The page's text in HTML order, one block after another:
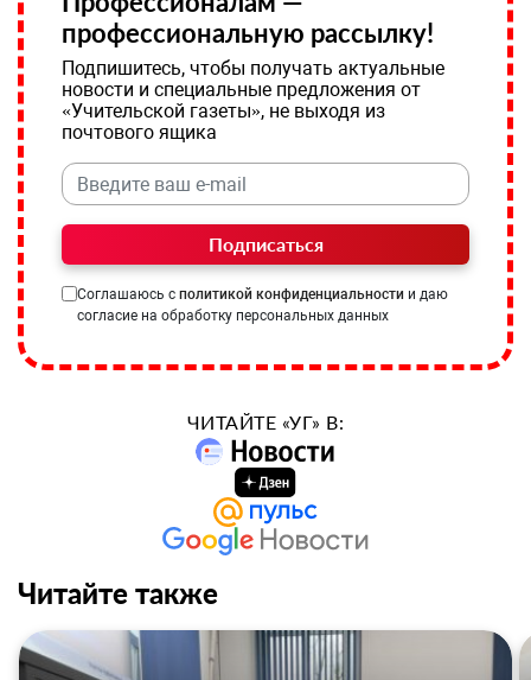
профессиональную рассылку!
Подпишитесь, чтобы получать актуальные
новости и специальные предложения от
«Учительской газеты», не выходя из
почтового ящика
Подписаться
Соглашаюсь с политикой конфиденциальности и даю
согласие на обработку персональных данных
ЧИТАЙТЕ «УГ» В:
Читайте также